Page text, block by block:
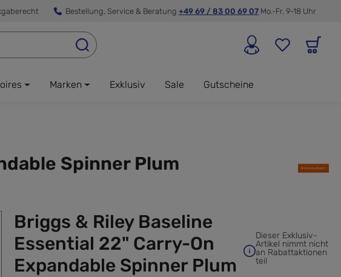
Bestellung, Service & Beratung +49 69 / 83 00 69 07 Mo.-Fr. 9-18 Uhr
Marken Exklusiv Sale Gutscheine
Spinner Plum
Briggs & Riley Baseline
Essential 22" Carry-On
Expandable Spinner Plum
Dieser Exklusiv-
Artikel nimmt nicht
an Rabattaktionen
teil